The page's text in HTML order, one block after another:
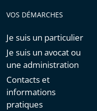
VOS DÉMARCHES
Je suis un particulier
Je suis un avocat ou
une administration
Contacts et
informations
pratiques